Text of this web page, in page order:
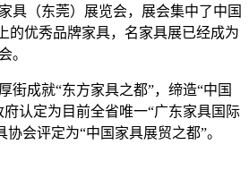
具（东莞）展览会，展会集中了中国
的优秀品牌家具，名家具展已经成为
。
街成就“东方家具之都”，缔造“中国
认定为目前全省唯一“广东家具国际
会评定为“中国家具展贸之都”。